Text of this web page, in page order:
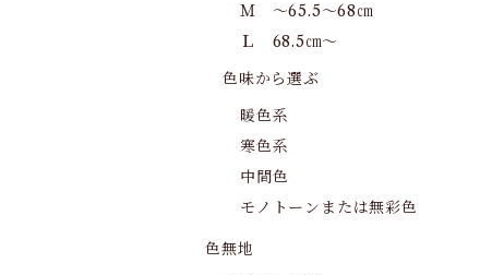
Ｍ ～65.5～68㎝
Ｌ 68.5㎝～
色味から選ぶ
暖色系
寒色系
中間色
モノトーンまたは無彩色
色無地